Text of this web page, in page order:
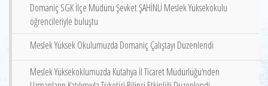
Domaniç SGK İlçe Müdürü Şevket ŞAHİNLİ Meslek Yüksekokulu
öğrencileriyle buluştu
Meslek Yüksek Okulumuzda Domaniç Çalıştayı Düzenlendi
Meslek Yüksekoklumuzda Kütahya İl Ticaret Müdürlüğü‘nden